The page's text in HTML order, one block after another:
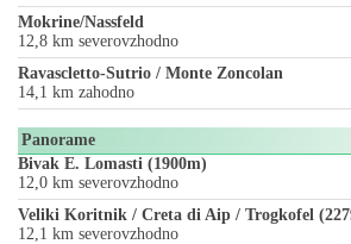
Mokrine/Nassfeld
12,8 km severovzhodno
Ravascletto-Sutrio / Monte Zoncolan
14,1 km zahodno
Panorame
Bivak E. Lomasti (1900m)
12,0 km severovzhodno
Veliki Koritnik / Creta di Aip / Trogkofel
12,1 km severovzhodno